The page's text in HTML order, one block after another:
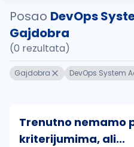
Posao DevOps
Gajdobra
(0 rezultata)
Gajdobra DevOps System
Trenutno nemamo
kriterijumima, ali...